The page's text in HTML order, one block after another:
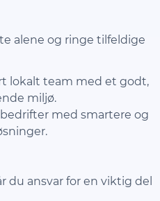
alene og ringe tilfeldige
lokalt team med et godt,
miljø.
med smartere og
du ansvar for en viktig del